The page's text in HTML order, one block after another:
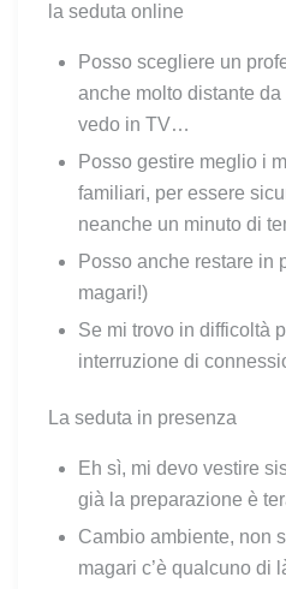
la seduta online
Posso scegliere un
anche molto distante
vedo in TV…
Posso gestire meglio i
familiari, per essere
neanche un minuto di
Posso anche restare in
magari!)
Se mi trovo in difficoltà
interruzione di
La seduta in presenza
Eh sì, mi devo vestire
già la preparazione è
Cambio ambiente, non
magari c’è qualcuno di